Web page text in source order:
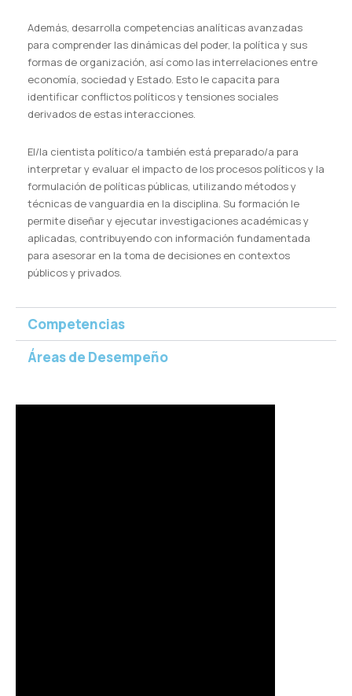
Además, desarrolla competencias analíticas avanzadas
para comprender las dinámicas del poder, la política y sus
formas de organización, así como las interrelaciones entre
economía, sociedad y Estado. Esto le capacita para
identificar conflictos políticos y tensiones sociales
derivados de estas interacciones.
El/la cientista político/a también está preparado/a para
interpretar y evaluar el impacto de los procesos políticos y la
formulación de políticas públicas, utilizando métodos y
técnicas de vanguardia en la disciplina. Su formación le
permite diseñar y ejecutar investigaciones académicas y
aplicadas, contribuyendo con información fundamentada
para asesorar en la toma de decisiones en contextos
públicos y privados.
Competencias
Áreas de Desempeño